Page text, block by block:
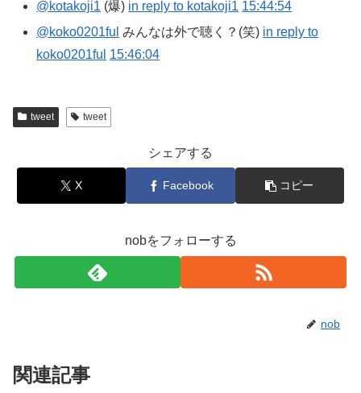
@kotakoji1 (爆) in reply to kotakoji1 15:44:54
@koko0201ful みんなは外で聴く？(笑) in reply to
koko0201ful 15:46:04
tweet tweet
シェアする
X Facebook コピー
nobをフォローする
nob
関連記事